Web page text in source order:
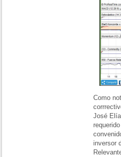
Como
José
inversor